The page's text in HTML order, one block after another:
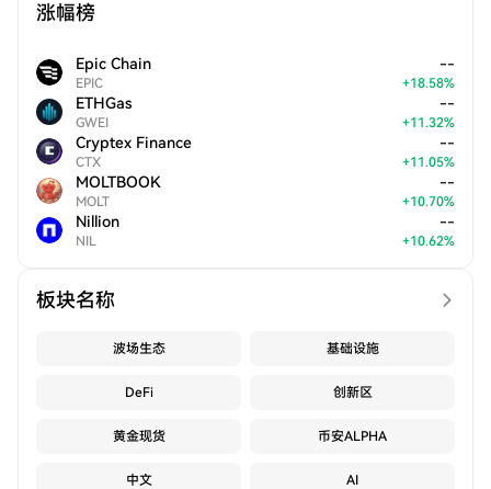
涨幅榜
Epic Chain
EPIC
--
+18.58%
ETHGas
GWEI
--
+11.32%
Cryptex Finance
CTX
--
+11.05%
MOLTBOOK
MOLT
--
+10.70%
Nillion
NIL
--
+10.62%
板块名称
波场生态 基础设施
DeFi 创新区
黄金现货 币安ALPHA
中文 AI